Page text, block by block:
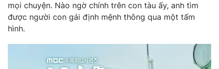
Video Shorts video
VTV Thể thao
mọi chuyện. Nào ngờ chính trên con tàu ấy, anh tìm
được người con gái định mệnh thông qua một tấm
hình.